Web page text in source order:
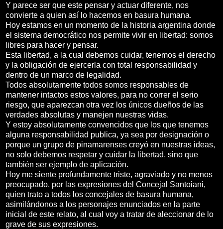
Y parece ser que este pensar y actuar diferente, nos
convierte a quien así lo hacemos en basura humana.
Hoy estamos en un momento de la historia argentina donde
el sistema democrático nos permite vivir en libertad: somos
libres para hacer y pensar.
Esta libertad, a la cual debemos cuidar, tenemos el derecho
y la obligación de ejercerla con total responsabilidad y
dentro de un marco de legalidad.
Todos absolutamente todos somos responsables de
mantener intactos estos valores, para no correr el serio
riesgo, que aparezcan otra vez los únicos dueños de las
verdades absolutas y manejen nuestras vidas.
Y estoy absolutamente convencidos que los que tenemos
alguna responsabilidad publica, ya sea por designación o
porque un grupo de pinamarenses creyó en nuestras ideas,
no solo debemos respetar y cuidar la libertad, sino que
también ser ejemplo de aplicación.
Hoy me siente profundamente triste, agraviado y no menos
preocupado, por las expresiones del Concejal Santoiani,
quien trato a todos los concejales de basura humana,
asimilándonos a los personajes enunciados en la parte
inicial de este relato, al cual voy a tratar de aleccionar de lo
grave de sus expresiones.